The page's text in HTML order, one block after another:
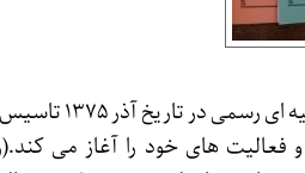
دفتر پژوهش های فرهنگی دکتر علی
فعالیت های خود را آغاز می